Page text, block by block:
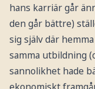
hans karriär går
den går bättre)
sig själv där
samma utbildning
sannolikhet hade
ekonomiskt